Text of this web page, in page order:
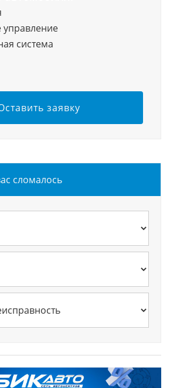
управление
система
заявку
сломалось